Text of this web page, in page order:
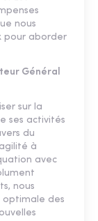
nous
pour aborder
Général
sur la
ses activités
du
à
avec
nous
optimale des